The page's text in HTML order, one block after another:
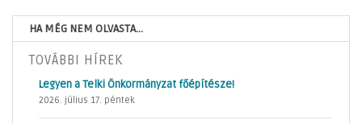
HA MÉG NEM OLVASTA...
TOVÁBBI HÍREK
Legyen a Telki Önkormányzat főépítésze!
2026. július 17. péntek